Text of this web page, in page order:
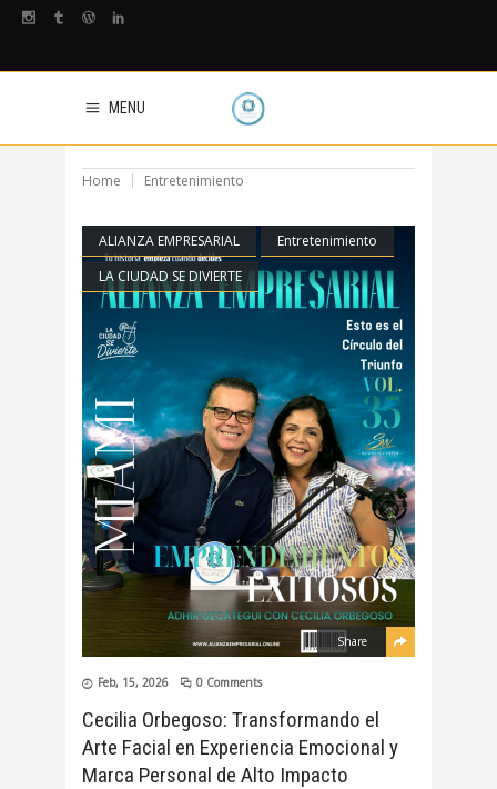
MENU
Home Entretenimiento
ALIANZA EMPRESARIAL
Entretenimiento
LA CIUDAD SE DIVIERTE
Share
Feb, 15, 2026 0 Comments
Cecilia Orbegoso: Transformando el
Arte Facial en Experiencia Emocional y
Marca Personal de Alto Impacto